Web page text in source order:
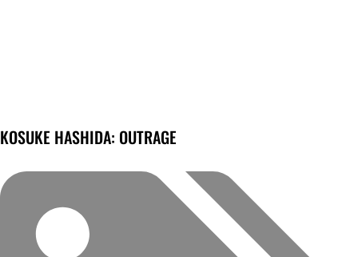
KOSUKE HASHIDA: OUTRAGE